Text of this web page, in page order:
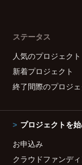
ステータス
人気のプロジェクト
新着プロジェクト
終了間際のプロジェ
プロジェクトを
お申込み
クラウドファンデ